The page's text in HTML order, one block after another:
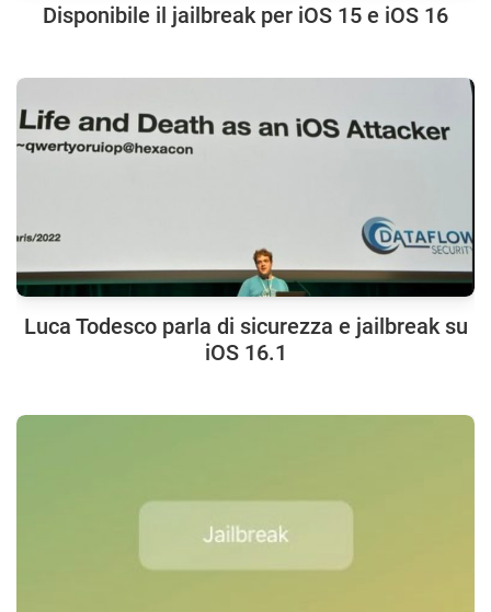
Disponibile il jailbreak per iOS 15 e iOS 16
Luca Todesco parla di sicurezza e jailbreak su
iOS 16.1